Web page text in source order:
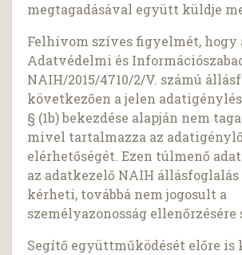
megtagadásával együtt küldje
Felhívom szíves figyelmét, hogy
Adatvédelmi és
NAIH/2015/4710/2/V. számú
következően a jelen
§ (1b) bekezdése alapján nem
mivel tartalmazza az
elérhetőségét. Ezen túlmenő
az adatkezelő NAIH
kérheti, továbbá nem jogosult a
személyazonosság ellenőrzésére
Segítő együttműködését előre is